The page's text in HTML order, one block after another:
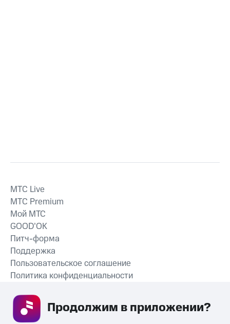
СКАЧАТЬ ПРИЛОЖЕНИЕ
MTС Live
MTС Premium
Мой МТС
GOOD’OK
Питч-форма
Поддержка
Пользовательское соглашение
Политика конфиденциальности